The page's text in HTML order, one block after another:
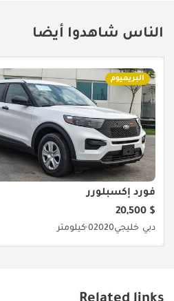
الناس شاهدوا أيضا
البريميوم
فورد إكسبلورر
$ 20,500
دبي خليجي20200 كيلومتر